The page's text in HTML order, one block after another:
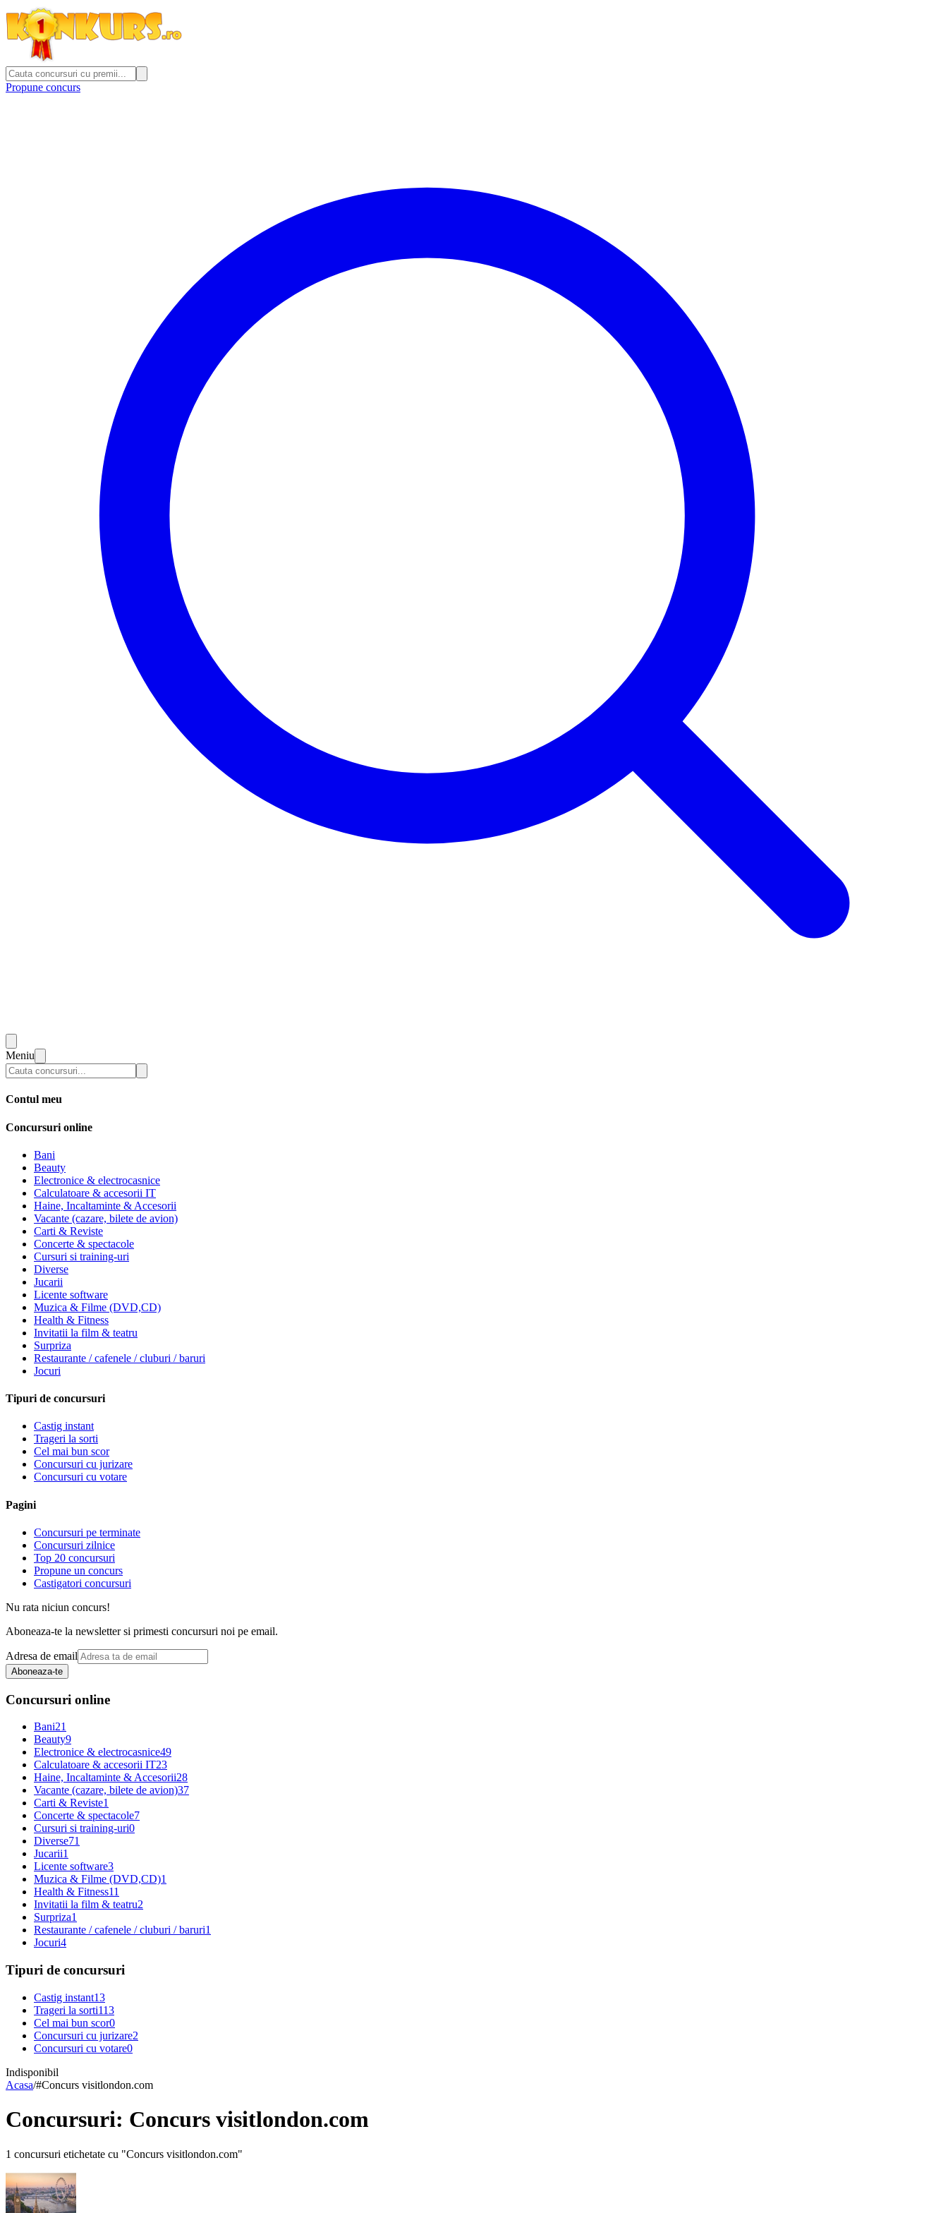
Propune concurs
Meniu
Contul meu
Concursuri online
Bani
Beauty
Electronice & electrocasnice
Calculatoare & accesorii IT
Haine, Incaltaminte & Accesorii
Vacante (cazare, bilete de avion)
Carti & Reviste
Concerte & spectacole
Cursuri si training-uri
Diverse
Jucarii
Licente software
Muzica & Filme (DVD,CD)
Health & Fitness
Invitatii la film & teatru
Surpriza
Restaurante / cafenele / cluburi / baruri
Jocuri
Tipuri de concursuri
Castig instant
Trageri la sorti
Cel mai bun scor
Concursuri cu jurizare
Concursuri cu votare
Pagini
Concursuri pe terminate
Concursuri zilnice
Top 20 concursuri
Propune un concurs
Castigatori concursuri
Nu rata niciun concurs!
Aboneaza-te la newsletter si primesti concursuri noi pe email.
Adresa de email
Aboneaza-te
Concursuri online
Bani21
Beauty9
Electronice & electrocasnice49
Calculatoare & accesorii IT23
Haine, Incaltaminte & Accesorii28
Vacante (cazare, bilete de avion)37
Carti & Reviste1
Concerte & spectacole7
Cursuri si training-uri0
Diverse71
Jucarii1
Licente software3
Muzica & Filme (DVD,CD)1
Health & Fitness11
Invitatii la film & teatru2
Surpriza1
Restaurante / cafenele / cluburi / baruri1
Jocuri4
Tipuri de concursuri
Castig instant13
Trageri la sorti113
Cel mai bun scor0
Concursuri cu jurizare2
Concursuri cu votare0
Indisponibil
Acasa/#Concurs visitlondon.com
Concursuri: Concurs visitlondon.com
1 concursuri etichetate cu "Concurs visitlondon.com"